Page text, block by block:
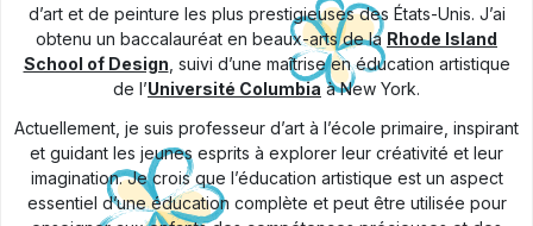
d’art et de peinture les plus prestigieuses des États-Unis. J’ai
obtenu un baccalauréat en beaux-arts de la Rhode Island
School of Design, suivi d’une maîtrise en éducation artistique
de l’Université Columbia à New York.
Actuellement, je suis professeur d’art à l’école primaire, inspirant
et guidant les jeunes esprits à explorer leur créativité et leur
imagination. Je crois que l’éducation artistique est un aspect
essentiel d’une éducation complète et peut être utilisée pour